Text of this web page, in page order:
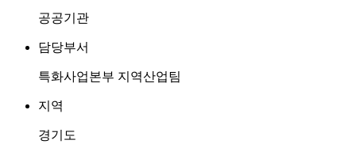
공공기관
담당부서
특화사업본부 지역산업팀
지역
경기도